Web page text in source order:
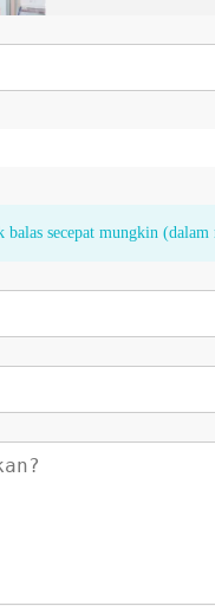
secepat mungkin (dalam